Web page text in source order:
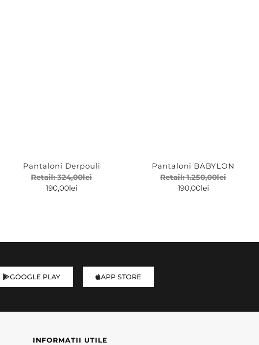
Pantaloni Derpouli
Retail:324,00lei
190,00lei
Pantaloni BABYLON
Retail:1.250,00lei
190,00lei
GOOGLE PLAY APP STORE
INFORMATII UTILE